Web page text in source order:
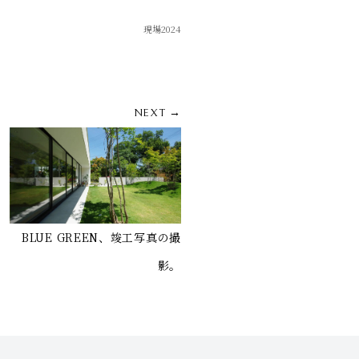
現場2024
NEXT →
BLUE GREEN、竣工写真の撮
影。